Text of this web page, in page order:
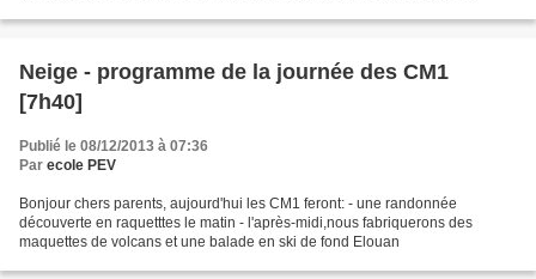
Neige - programme de la journée des CM1
[7h40]
Publié le 08/12/2013 à 07:36
Par ecole PEV
Bonjour chers parents, aujourd'hui les CM1 feront: - une randonnée
découverte en raquetttes le matin - l'après-midi,nous fabriquerons des
maquettes de volcans et une balade en ski de fond Elouan